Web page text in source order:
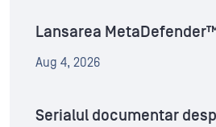
Lansarea
Aug 4, 2026
Serialul documentar